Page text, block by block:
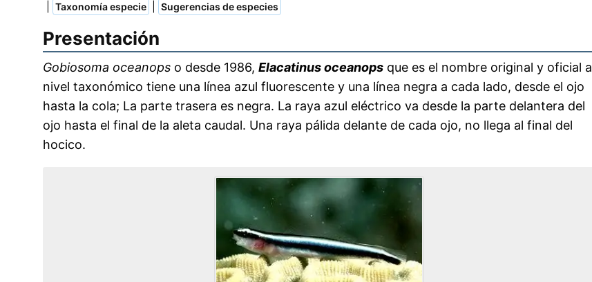
Taxonomía especie Sugerencias de especies
Presentación
Gobiosoma oceanops o desde 1986, Elacatinus oceanops que es el nombre original y oficial a
nivel taxonómico tiene una línea azul fluorescente y una línea negra a cada lado, desde el ojo
hasta la cola; La parte trasera es negra. La raya azul eléctrico va desde la parte delantera del
ojo hasta el final de la aleta caudal. Una raya pálida delante de cada ojo, no llega al final del
hocico.